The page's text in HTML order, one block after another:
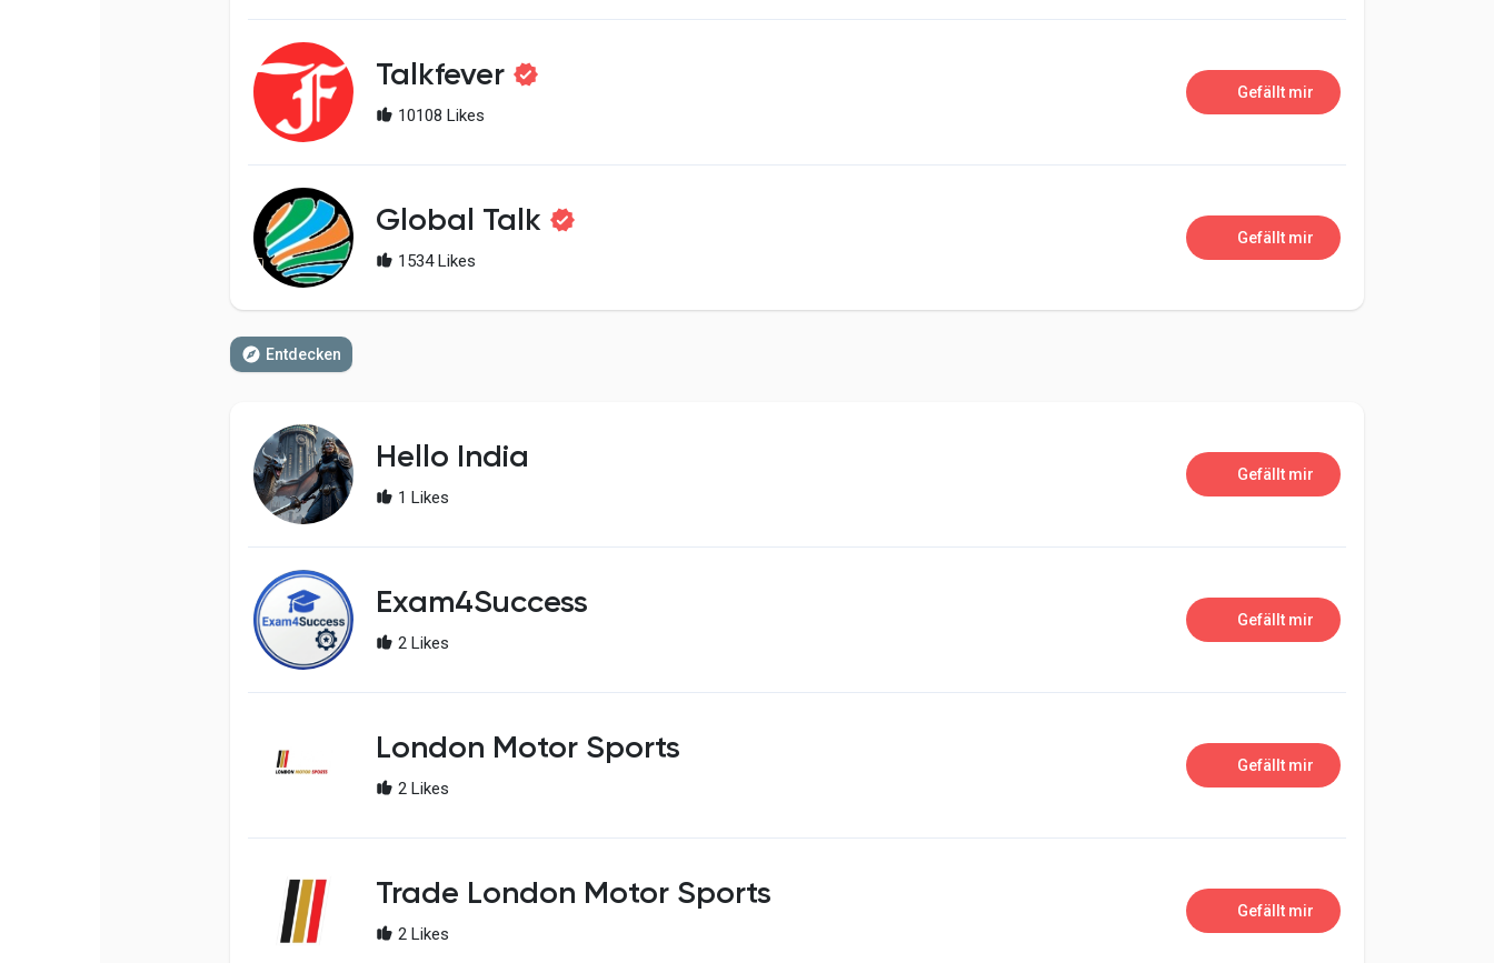
Talkfever
10108 Likes
Gefällt mir
Global Talk
1534 Likes
Gefällt mir
Entdecken
Hello India
1 Likes
Gefällt mir
Exam4Success
2 Likes
Gefällt mir
London Motor Sports
2 Likes
Gefällt mir
Trade London Motor Sports
2 Likes
Gefällt mir